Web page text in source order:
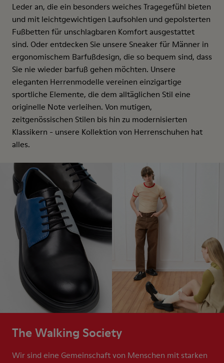
Leder an, die ein besonders weiches Tragegefühl bieten
und mit leichtgewichtigen Laufsohlen und gepolsterten
Fußbetten für unschlagbaren Komfort ausgestattet
sind. Oder entdecken Sie unsere Sneaker für Männer in
ergonomischem Barfußdesign, die so bequem sind, dass
Sie nie wieder barfuß gehen möchten. Unsere
eleganten Herrenmodelle vereinen einzigartige
sportliche Elemente, die dem alltäglichen Stil eine
originelle Note verleihen. Von mutigen,
zeitgenössischen Stilen bis hin zu modernisierten
Klassikern - unsere Kollektion von Herrenschuhen hat
alles.
The Walking Society
Wir sind eine Gemeinschaft von Menschen mit starken